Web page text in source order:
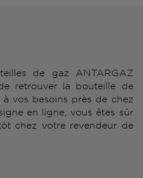
de gaz ANTARGAZ
retrouver la bouteille de
vos besoins près de chez
en ligne, vous êtes sûr
chez votre revendeur de